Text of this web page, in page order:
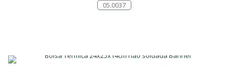
05.0037